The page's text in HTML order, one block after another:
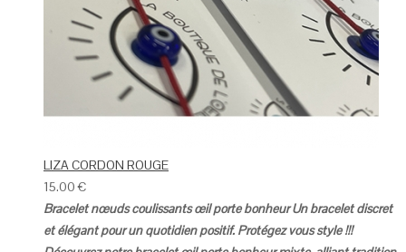
LIZA CORDON ROUGE
15.00€
Bracelet nœuds coulissants œil porte bonheur Un bracelet discret
et élégant pour un quotidien positif. Protégez vous style !!!